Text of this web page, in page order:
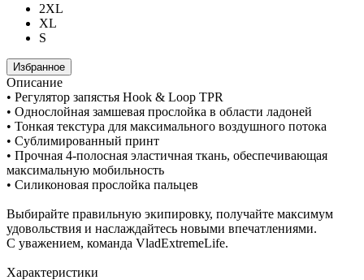
2XL
XL
S
Избранное
Описание
• Регулятор запястья Hook & Loop TPR
• Однослойная замшевая прослойка в области ладоней
• Тонкая текстура для максимального воздушного потока
• Сублимированный принт
• Прочная 4-полосная эластичная ткань, обеспечивающая
максимальную мобильность
• Силиконовая прослойка пальцев
Выбирайте правильную экипировку, получайте максимум
удовольствия и наслаждайтесь новыми впечатлениями.
С уважением, команда VladExtremeLife.
Характеристики